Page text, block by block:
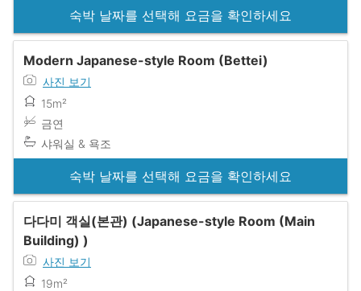
숙박 날짜를 선택해 요금을 확인하세요
Modern Japanese-style Room (Bettei)
사진 보기
15m²
금연
샤워실 & 욕조
숙박 날짜를 선택해 요금을 확인하세요
다다미 객실(본관) (Japanese-style Room (Main
Building) )
사진 보기
19m²